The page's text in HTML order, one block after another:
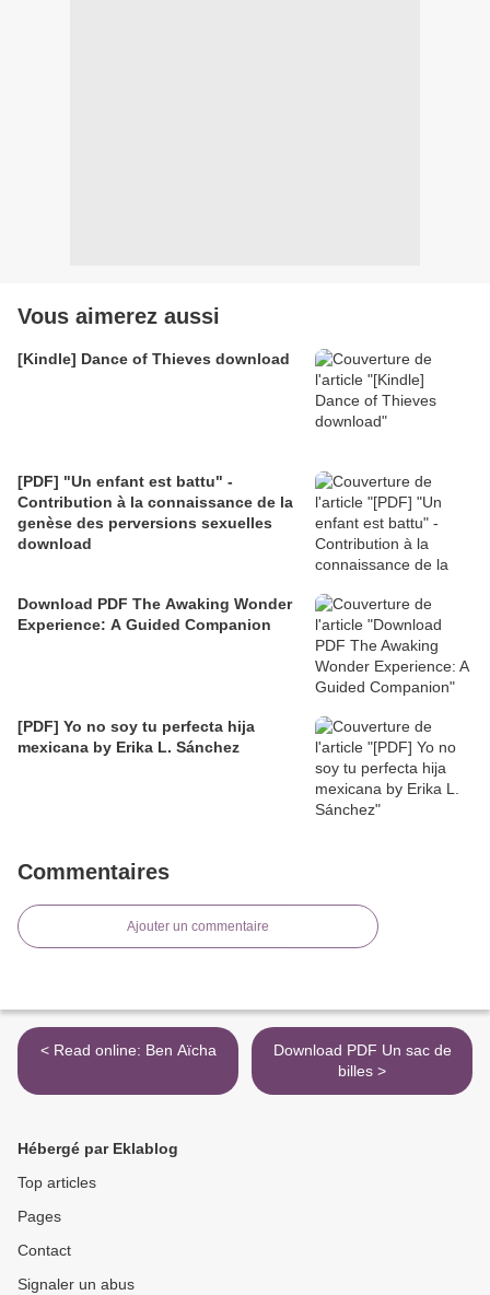
Vous aimerez aussi
[Kindle] Dance of Thieves download
[PDF] "Un enfant est battu" -
Contribution à la connaissance de la
genèse des perversions sexuelles
download
Download PDF The Awaking Wonder
Experience: A Guided Companion
[PDF] Yo no soy tu perfecta hija
mexicana by Erika L. Sánchez
Commentaires
Ajouter un commentaire
< Read online: Ben Aïcha
Download PDF Un sac de
billes >
Hébergé par Eklablog
Top articles
Pages
Contact
Signaler un abus